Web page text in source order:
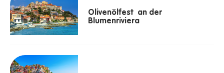
Olivenölfest an der
Blumenriviera